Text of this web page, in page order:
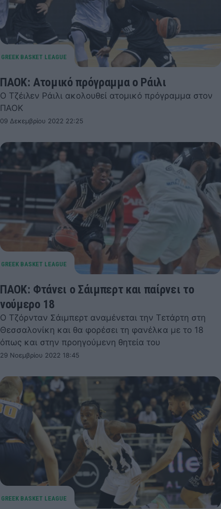
ΠΑΟΚ: Ατομικό πρόγραμμα ο Ράιλι
Ο Τζέιλεν Ράιλι ακολουθεί ατομικό πρόγραμμα στον
ΠΑΟΚ
09 Δεκεμβρίου 2022 22:25
ΠΑΟΚ: Φτάνει ο Σάιμπερτ και παίρνει το
νούμερο 18
Ο Τζόρνταν Σάιμπερτ αναμένεται την Τετάρτη στη
Θεσσαλονίκη και θα φορέσει τη φανέλκα με το 18
όπως και στην προηγούμενη θητεία του
29 Νοεμβρίου 2022 18:45